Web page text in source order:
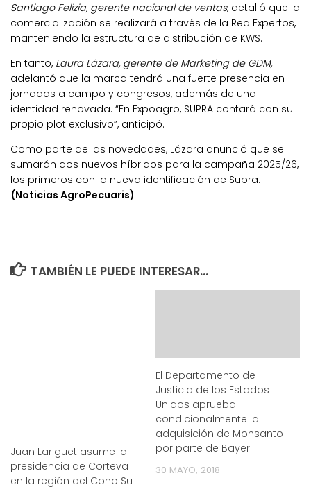
Santiago Felizia, gerente nacional de ventas, detalló que la
comercialización se realizará a través de la Red Expertos,
manteniendo la estructura de distribución de KWS.
En tanto, Laura Lázara, gerente de Marketing de GDM,
adelantó que la marca tendrá una fuerte presencia en
jornadas a campo y congresos, además de una
identidad renovada. “En Expoagro, SUPRA contará con su
propio plot exclusivo”, anticipó.
Como parte de las novedades, Lázara anunció que se
sumarán dos nuevos híbridos para la campaña 2025/26,
los primeros con la nueva identificación de Supra.
(Noticias AgroPecuaris)
TAMBIÉN LE PUEDE INTERESAR...
Juan Lariguet asume la
presidencia de Corteva
en la región del Cono Su
El Departamento de
Justicia de los Estados
Unidos aprueba
condicionalmente la
adquisición de Monsanto
por parte de Bayer
30 MAYO, 2018